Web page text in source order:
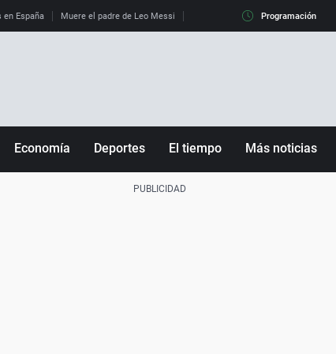
España Muere el padre de Leo Messi La diferencia entre observar el
Programación
Economía Deportes El tiempo Más noticias